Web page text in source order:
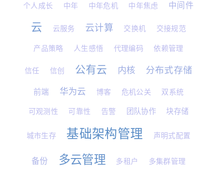
个人成长 中年 中年危机 中年焦虑 中间件
云 云服务 云计算 交换机 交接规范
产品策略 人生感悟 代理编码 依赖管理
信任 信创 公有云 内核 分布式存储
前端 华为云 博客 危机公关 双系统
可观测性 可靠性 告警 团队协作 块存储
城市生存 基础架构管理 声明式配置
备份 多云管理 多租户 多集群管理